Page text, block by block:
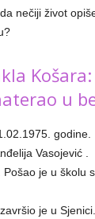
nečiji život
u
godine.
Vasojević .
je u školu
je u Sjenici.